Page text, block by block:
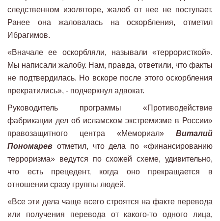
следственном изоляторе, жалоб от нее не поступает.
Ранее она жаловалась на оскорбления, отметил
Ибрагимов.
«Вначале ее оскорбляли, называли «террористкой».
Мы написали жалобу. Нам, правда, ответили, что факты
не подтвердилась. Но вскоре после этого оскорбления
прекратились», - подчеркнул адвокат.
Руководитель программы «Противодействие
фабрикации дел об исламском экстремизме в России»
правозащитного центра «Мемориал» Виталий
Пономарев отметил, что дела по «финансированию
терроризма» ведутся по схожей схеме, удивительно,
что есть прецедент, когда оно прекращается в
отношении сразу группы людей.
«Все эти дела чаще всего строятся на факте перевода
или получения перевода от какого-то одного лица,